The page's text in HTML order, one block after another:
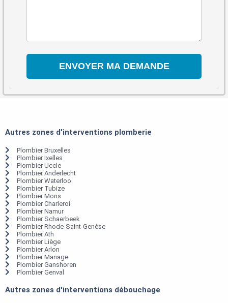
Autres zones d'interventions plomberie
Plombier Bruxelles
Plombier Ixelles
Plombier Uccle
Plombier Anderlecht
Plombier Waterloo
Plombier Tubize
Plombier Mons
Plombier Charleroi
Plombier Namur
Plombier Schaerbeek
Plombier Rhode-Saint-Genèse
Plombier Ath
Plombier Liège
Plombier Arlon
Plombier Manage
Plombier Ganshoren
Plombier Genval
Autres zones d'interventions débouchage